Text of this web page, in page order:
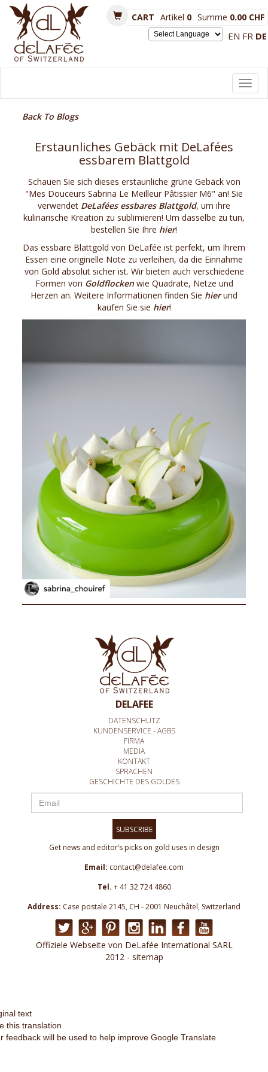
EN FR DE
CART Artikel 0 Summe 0.00 CHF
Back To Blogs
Erstaunliches Gebäck mit DeLafées
essbarem Blattgold
Schauen Sie sich dieses erstaunliche grüne Gebäck von
"Mes Douceurs Sabrina Le Meilleur Pâtissier M6" an! Sie
verwendet DeLafées essbares Blattgold, um ihre
kulinarische Kreation zu sublimieren! Um dasselbe zu tun,
bestellen Sie Ihre hier!
Das essbare Blattgold von DeLafée ist perfekt, um Ihrem
Essen eine originelle Note zu verleihen, da die Einnahme
von Gold absolut sicher ist. Wir bieten auch verschiedene
Formen von Goldflockenwie Quadrate, Netze und
Herzen an. Weitere Informationen finden Sie hierund
kaufen Sie sie hier!
DELAFEE
DATENSCHUTZ
KUNDENSERVICE - AGBS
FIRMA
MEDIA
KONTAKT
SPRACHEN
GESCHICHTE DES GOLDES
SUBSCRIBE
Get news and editor’s picks on gold uses in design
Email: contact@delafee.com
Tel. + 41 32 724 4860
Address: Case postale 2145, CH - 2001 Neuchâtel, Switzerland
Offiziele Webseite von DeLafée International SARL
2012 - sitemap
text
this translation
feedback will be used to help improve Google Translate